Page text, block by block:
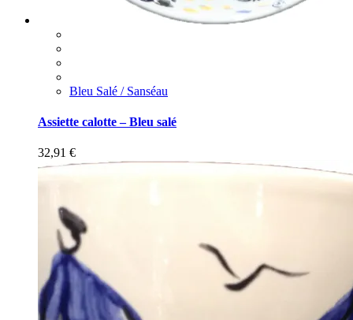
Bleu Salé / Sanséau
Assiette calotte – Bleu salé
32,91 €